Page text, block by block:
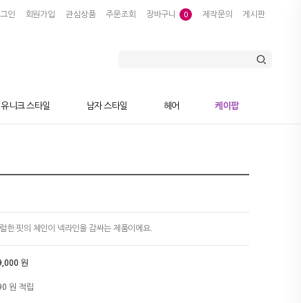
인 회원가입 관심상품 주문조회 장바구니 0 제작문의 게시판
유니크 스타일 남자 스타일 헤어 케이팝
한 핏의 체인이 넥라인을 감싸는 제품이에요.
원
원 적립